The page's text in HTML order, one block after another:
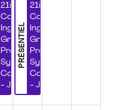
21ième
Congrès
Ingénierie
Grands
Projets et
Systèmes
Complexes
- Jour 1
PRÉSENTIEL
21ième
Congrès
Ingénierie
Grands
Projets et
Systèmes
Complexes
- Jour 2